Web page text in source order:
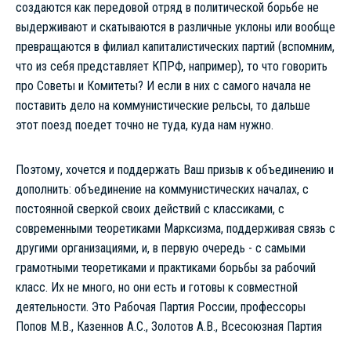
создаются как передовой отряд в политической борьбе не
выдерживают и скатываются в различные уклоны или вообще
превращаются в филиал капиталистических партий (вспомним,
что из себя представляет КПРФ, например), то что говорить
про Советы и Комитеты? И если в них с самого начала не
поставить дело на коммунистические рельсы, то дальше
этот поезд поедет точно не туда, куда нам нужно.
Поэтому, хочется и поддержать Ваш призыв к объединению и
дополнить: объединение на коммунистических началах, с
постоянной сверкой своих действий с классиками, с
современными теоретиками Марксизма, поддерживая связь с
другими организациями, и, в первую очередь - с самыми
грамотными теоретиками и практиками борьбы за рабочий
класс. Их не много, но они есть и готовы к совместной
деятельности. Это Рабочая Партия России, профессоры
Попов М.В., Казеннов А.С., Золотов А.В., Всесоюзная Партия